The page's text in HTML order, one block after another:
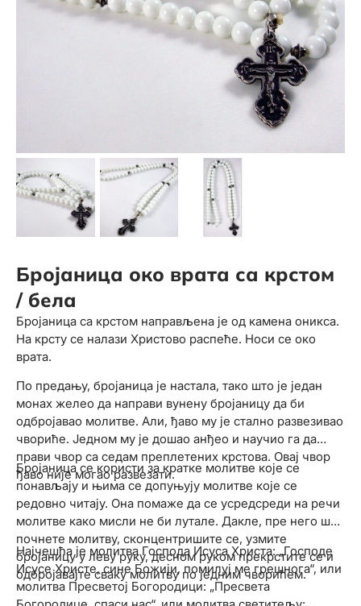
Бројаница око врата са крстом
/ бела
Бројаница са крстом направљена је од камена оникса.
На крсту се налази Христово распеће. Носи се око
врата.
По предању, бројаница је настала, тако што је један
монах желео да направи вунену бројаницу да би
одбројавао молитве. Али, ђаво му је стално развезивао
чвориће. Једном му је дошао анђео и научио га да
прави чвор са седам преплетених крстова. Овај чвор
ђаво није могао развезати.
Бројаница се користи за кратке молитве које се
понављају и њима се допуњују молитве које се
редовно читају. Она помаже да се усредсреди на речи
молитве како мисли не би лутале. Дакле, пре него што
почнете молитву, сконцентришите се, узмите
бројаницу у леву руку, десном руком прекрстите се и
одбројавајте сваку молитву по једним чворићем.
Најчешћа је молитва Господа Исуса Христа: „Господе
Исусе Христе, сине Божији, помилуј ме грешнога“, или
молитва Пресветој Богородици: „Пресвета